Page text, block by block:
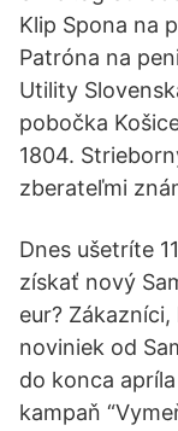
Klip Spona na
Patróna na
Utility
pobočka
1804.
zberateľmi
Dnes ušetríte
získať nový
eur?
noviniek od
do konca
kampaň